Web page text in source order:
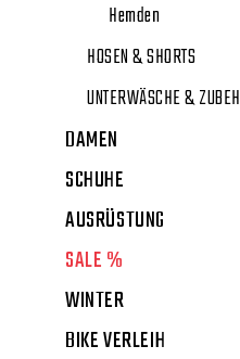
Hemden
HOSEN & SHORTS
UNTERWÄSCHE &
DAMEN
SCHUHE
AUSRÜSTUNG
SALE %
WINTER
BIKE VERLEIH